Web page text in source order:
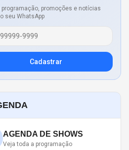
programação, promoções e notícias
seu WhatsApp
Cadastrar
AGENDA DE SHOWS
Veja toda a programação